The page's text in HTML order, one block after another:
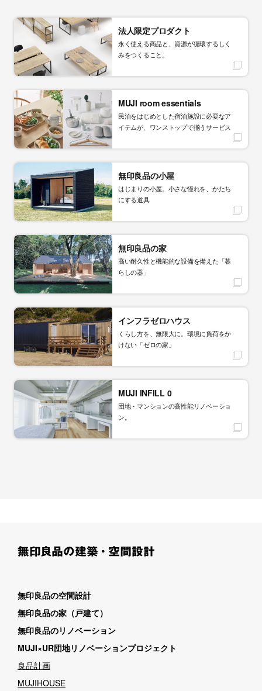
法人限定プロダクト
永く使える商品と、資源が循環するしく
みをつくること。
MUJI room essentials
民泊をはじめとした宿泊施設に必要なア
イテムが、ワンストップで揃うサービス
無印良品の小屋
はじまりの小屋。小さな憧れを、かたち
にする道具
無印良品の家
高い耐久性と機能的な設備を備えた「暮
らしの器」
インフラゼロハウス
くらし方を、無限大に。環境に負荷をか
けない「ゼロの家」
MUJI INFILL 0
団地・マンションの高性能リノベーショ
ン。
無印良品の空間設計
無印良品の家（戸建て）
無印良品のリノベーション
MUJI×UR団地リノベーションプロジェクト
良品計画
MUJIHOUSE